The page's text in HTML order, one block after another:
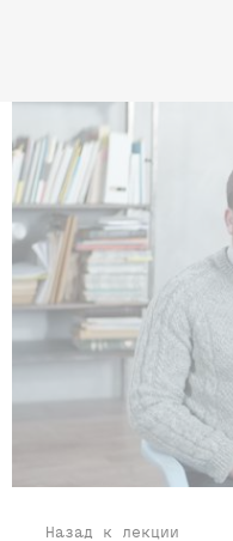
Назад к лекции